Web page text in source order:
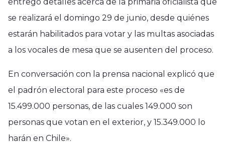
se realizará el domingo 29 de junio, desde quiénes
estarán habilitados para votar y las multas asociadas
a los vocales de mesa que se ausenten del proceso.
En conversación con la prensa nacional explicó que
el padrón electoral para este proceso «es de
15.499.000 personas, de las cuales 149.000 son
personas que votan en el exterior, y 15.349.000 lo
harán en Chile».